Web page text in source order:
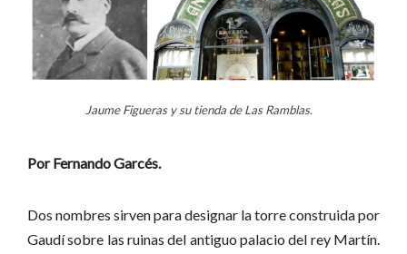
Jaume Figueras y su tienda de Las Ramblas.
Por Fernando Garcés.
Dos nombres sirven para designar la torre construida por
Gaudí sobre las ruinas del antiguo palacio del rey Martín.